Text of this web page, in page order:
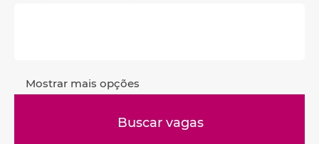
Mostrar mais opções